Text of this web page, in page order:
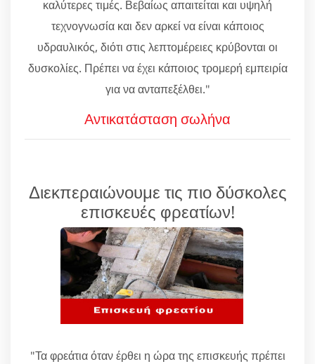
καλύτερες τιμές. Βεβαίως απαιτείται και υψηλή
τεχνογνωσία και δεν αρκεί να είναι κάποιος
υδραυλικός, διότι στις λεπτομέρειες κρύβονται οι
δυσκολίες. Πρέπει να έχει κάποιος τρομερή εμπειρία
για να ανταπεξέλθει."
Αντικατάσταση σωλήνα
Διεκπεραιώνουμε τις πιο δύσκολες
επισκευές φρεατίων!
"Τα φρεάτια όταν έρθει η ώρα της επισκευής πρέπει